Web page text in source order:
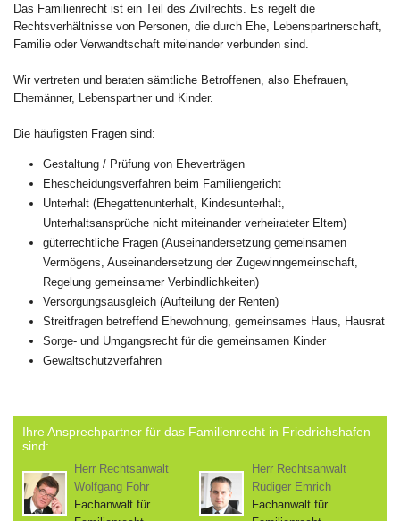
Das Familienrecht ist ein Teil des Zivilrechts. Es regelt die
Rechtsverhältnisse von Personen, die durch Ehe, Lebenspartnerschaft,
Familie oder Verwandtschaft miteinander verbunden sind.
Wir vertreten und beraten sämtliche Betroffenen, also Ehefrauen,
Ehemänner, Lebenspartner und Kinder.
Die häufigsten Fragen sind:
Gestaltung / Prüfung von Eheverträgen
Ehescheidungsverfahren beim Familiengericht
Unterhalt (Ehegattenunterhalt, Kindesunterhalt,
Unterhaltsansprüche nicht miteinander verheirateter Eltern)
güterrechtliche Fragen (Auseinandersetzung gemeinsamen
Vermögens, Auseinandersetzung der Zugewinngemeinschaft,
Regelung gemeinsamer Verbindlichkeiten)
Versorgungsausgleich (Aufteilung der Renten)
Streitfragen betreffend Ehewohnung, gemeinsames Haus, Hausrat
Sorge- und Umgangsrecht für die gemeinsamen Kinder
Gewaltschutzverfahren
Ihre Ansprechpartner für das Familienrecht in Friedrichshafen
sind:
Herr Rechtsanwalt
Wolfgang Föhr
Fachanwalt für
Herr Rechtsanwalt
Rüdiger Emrich
Fachanwalt für